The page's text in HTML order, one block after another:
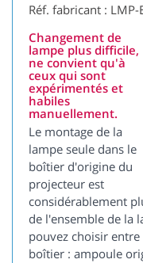
Réf. fabricant : LMP-
Changement de
lampe plus difficile,
ne convient qu'à
ceux qui sont
expérimentés et
habiles
manuellement.
Le montage de la
lampe seule dans le
boîtier d'origine du
projecteur est
considérablement
de l'ensemble de la
pouvez choisir
boîtier : ampoule